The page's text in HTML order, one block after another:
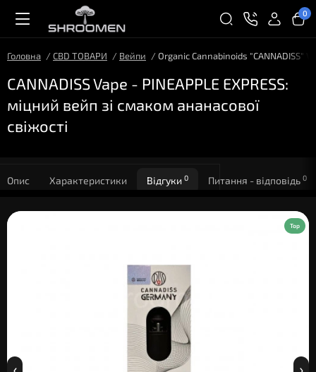
0
Головна CBD ТОВАРИ Вейпи Organic Cannabinoids "CANNADISS"
CANNADISS Vape - PINEAPPLE EXPRESS:
міцний вейп зі смаком ананасової
свіжості
Опис Характеристики Відгуки 0 Питання - відповідь 0
Top